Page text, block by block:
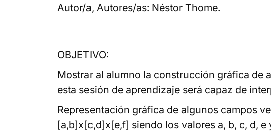
Autor/a, Autores/as: Néstor Thome.
OBJETIVO:
Mostrar al alumno la construcción gráfica de
esta sesión de aprendizaje será capaz de
Representación gráfica de algunos campos
[a,b]x[c,d]x[e,f] siendo los valores a, b, c, d, e